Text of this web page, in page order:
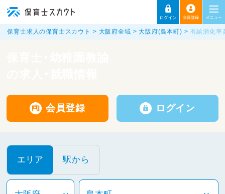
保育士求人の保育士スカウト 大阪府全域 大阪府(島本町) 有給消化率
会員登録 ログイン
エリア 駅から